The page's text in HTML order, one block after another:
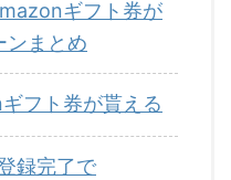
ギフト券が
ンまとめ
フト券が貰える
録完了で